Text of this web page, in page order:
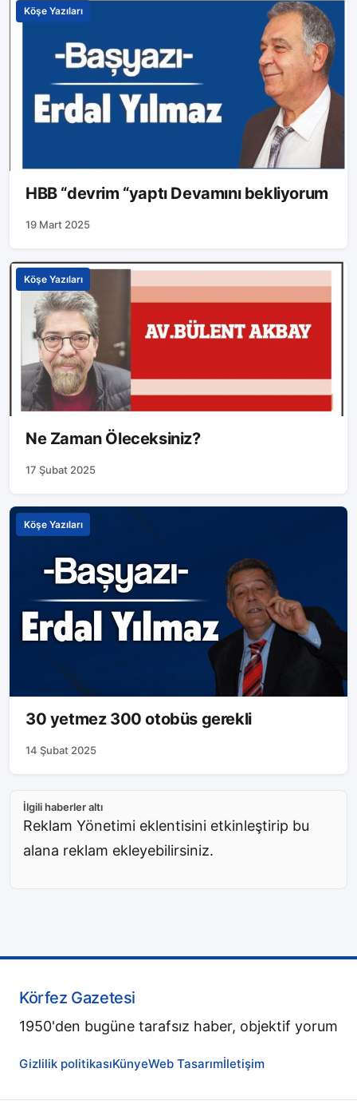
Köşe Yazıları
HBB “devrim “yaptı Devamını bekliyorum
19 Mart 2025
Köşe Yazıları
Ne Zaman Öleceksiniz?
17 Şubat 2025
Köşe Yazıları
30 yetmez 300 otobüs gerekli
14 Şubat 2025
İlgili haberler altı
Reklam Yönetimi eklentisini etkinleştirip bu
alana reklam ekleyebilirsiniz.
Körfez Gazetesi
1950'den bugüne tarafsız haber, objektif yorum
Gizlilik politikasıKünyeWeb Tasarımİletişim